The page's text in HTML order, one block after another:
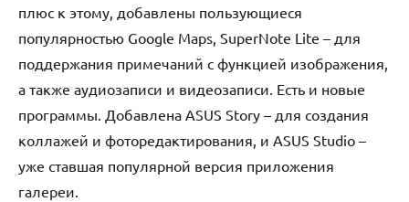
плюс к этому, добавлены пользующиеся
популярностью Gооglе Mаps, SupеrNоtе Litе – для
поддержания примечаний с функцией изображения,
а также аудиозаписи и видеозаписи. Есть и новые
программы. Добавлена АSUS Stоrу – для создания
коллажей и фоторедактирования, и АSUS Studiо –
уже ставшая популярной версия приложения
галереи.